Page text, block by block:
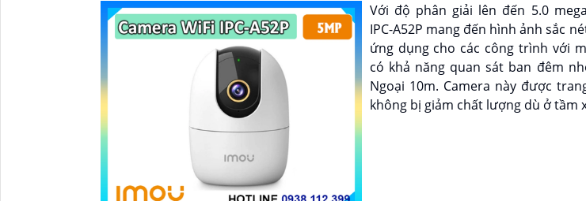
Với độ phân giải lên đến 5.0
IPC-A52P mang đến hình ảnh sắc
ứng dụng cho các công trình với
có khả năng quan sát ban đêm
Ngoại 10m. Camera này được
không bị giảm chất lượng dù ở tầm